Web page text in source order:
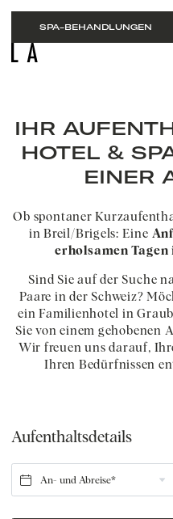
SPA-BEHANDLUNGEN
Business
IHR
HOTEL &
EINER
Ob spontaner
in Breil/Brigels: Eine
erholsamen Tagen
Sind Sie auf der Suche
Paare in der Schweiz?
ein Familienhotel in
Sie von einem gehobenen
Wir freuen uns darauf,
Ihren Bedürfnissen
Aufenthaltsdetails
An- und Abreise*